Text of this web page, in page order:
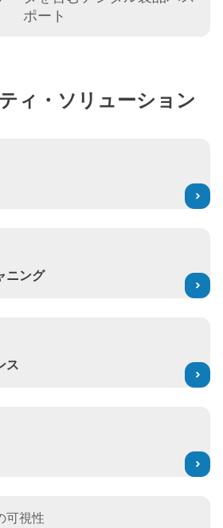
ポート
ィ・ソリューション
ニング
ス
可視性